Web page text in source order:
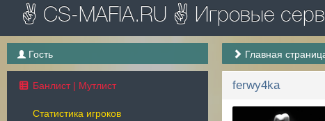
✌ CS-MAFIA.RU ✌ Игровые
Гость
Банлист | Мутлист
Статистика игроков
Главная
ferwy4ka